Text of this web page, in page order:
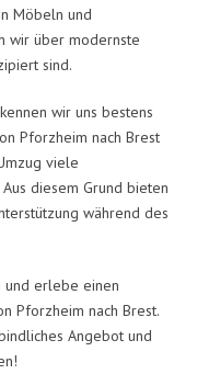
Möbeln und
wir über modernste
sind.
wir uns bestens
Pforzheim nach Brest
viele
diesem Grund bieten
während des
und erlebe einen
Pforzheim nach Brest.
Angebot und